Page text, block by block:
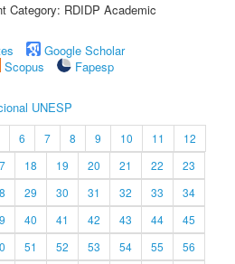
Category: RDIDP Academic
Google Scholar
Scopus
Fapesp
UNESP
6 7 8 9 10 11
12
18 19 20 21 22
23
29 30 31 32 33
34
40 41 42 43 44
45
51 52 53 54 55
56